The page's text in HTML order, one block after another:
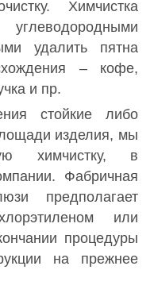
Химчистка
удалить пятна
– кофе,
и пр.
стойкие либо
изделия, мы
химчистку, в
Фабричная
предполагает
или
процедуры
на прежнее